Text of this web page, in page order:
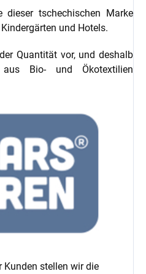
dieser tschechischen Marke
und Hotels.
Quantität vor, und deshalb
Bio- und Ökotextilien
Kunden stellen wir die